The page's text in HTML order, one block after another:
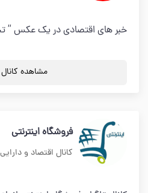
خبر های اقتصادی در یک عکس ”
مشاهده کانال
فروشگاه اینترنتی
کانال اقتصاد و دارایی